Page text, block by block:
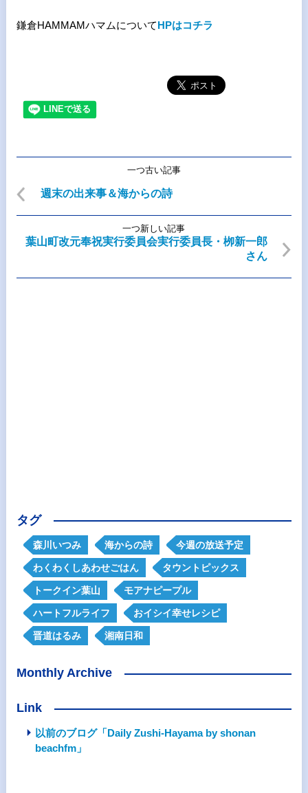
鎌倉HAMMAMハマムについてHPはコチラ
一つ古い記事
週末の出来事＆海からの詩
一つ新しい記事
葉山町改元奉祝実行委員会実行委員長・栁新一郎
さん
タグ
森川いつみ 海からの詩 今週の放送予定
わくわくしあわせごはん タウントピックス
トークイン葉山 モアナピープル
ハートフルライフ おイシイ幸せレシピ
晋道はるみ 湘南日和
Monthly Archive
Link
以前のブログ「Daily Zushi-Hayama by shonan
beachfm」